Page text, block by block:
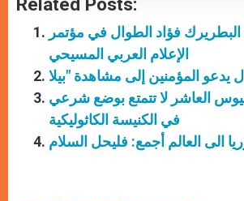
البطريرك فؤاد الطوال في مؤتمر
الإعلام العربي المسيحي
العاشر لا تتمتع بوضع شرعي
في الكنيسة الكاثوليكية
الى العالم أجمع: فليحل السلام